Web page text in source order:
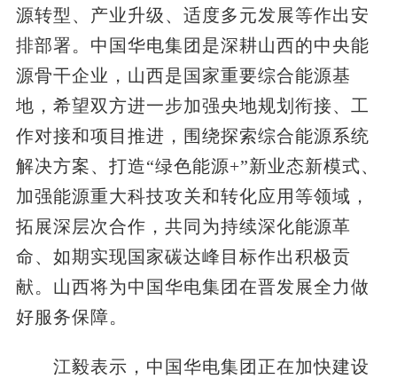
源转型、产业升级、适度多元发展等作出安
排部署。中国华电集团是深耕山西的中央能
源骨干企业，山西是国家重要综合能源基
地，希望双方进一步加强央地规划衔接、工
作对接和项目推进，围绕探索综合能源系统
解决方案、打造“绿色能源+”新业态新模式、
加强能源重大科技攻关和转化应用等领域，
拓展深层次合作，共同为持续深化能源革
命、如期实现国家碳达峰目标作出积极贡
献。山西将为中国华电集团在晋发展全力做
好服务保障。
江毅表示，中国华电集团正在加快建设